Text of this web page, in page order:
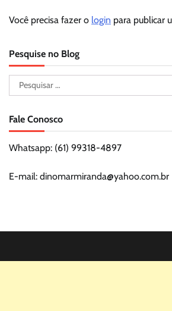
Você precisa fazer o login para publicar
Pesquise no Blog
Pesquisar
por:
Fale Conosco
Whatsapp: (61) 99318-4897
E-mail: dinomarmiranda@yahoo.com.br